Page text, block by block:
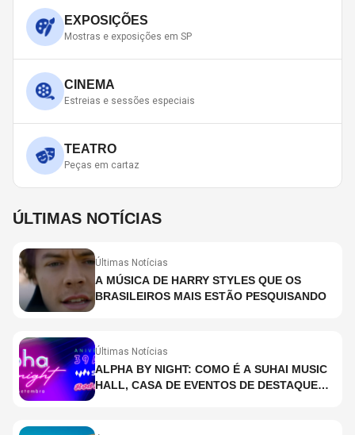
EXPOSIÇÕES
Mostras e exposições em SP
CINEMA
Estreias e sessões especiais
TEATRO
Peças em cartaz
ÚLTIMAS NOTÍCIAS
Últimas Notícias
A MÚSICA DE HARRY STYLES QUE OS
BRASILEIROS MAIS ESTÃO PESQUISANDO
Últimas Notícias
ALPHA BY NIGHT: COMO É A SUHAI MUSIC
HALL, CASA DE EVENTOS DE DESTAQUE